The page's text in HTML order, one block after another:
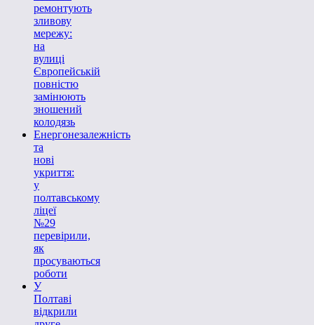
ремонтують
зливову
мережу:
на
вулиці
Європейській
повністю
замінюють
зношений
колодязь
Енергонезалежність
та
нові
укриття:
у
полтавському
ліцеї
№29
перевірили,
як
просуваються
роботи
У
Полтаві
відкрили